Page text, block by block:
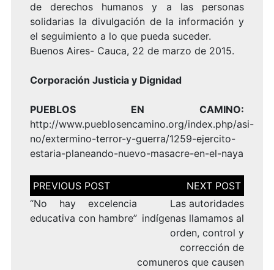
de derechos humanos y a las personas
solidarias la divulgación de la información y
el seguimiento a lo que pueda suceder.
Buenos Aires- Cauca, 22 de marzo de 2015.
Corporación Justicia y Dignidad
PUEBLOS EN CAMINO:
http://www.pueblosencamino.org/index.php/asi-
no/extermino-terror-y-guerra/1259-ejercito-
estaria-planeando-nuevo-masacre-en-el-naya
Navegación
de
entradas
“No hay excelencia
educativa con hambre”
Las autoridades
indígenas llamamos al
orden, control y
corrección de
comuneros que causen